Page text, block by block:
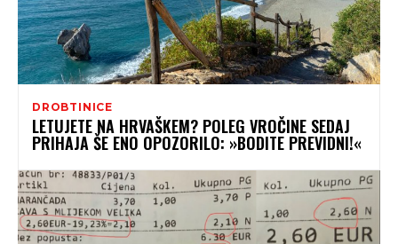
DROBTINICE
LETUJETE NA HRVAŠKEM? POLEG VROČINE SEDAJ
PRIHAJA ŠE ENO OPOZORILO: »BODITE PREVIDNI!«